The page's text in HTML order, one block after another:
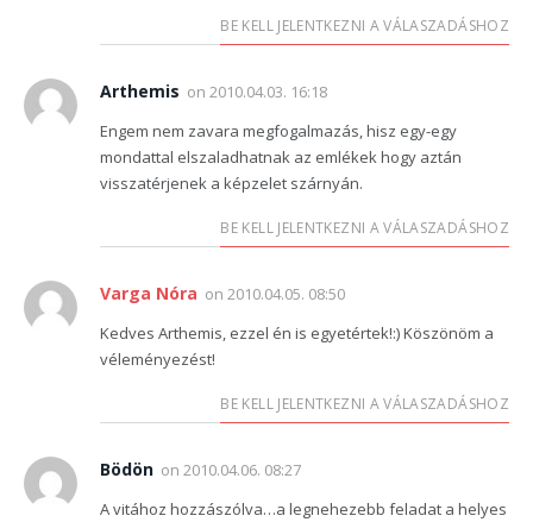
BE KELL JELENTKEZNI A VÁLASZADÁSHOZ
Arthemis on 2010.04.03. 16:18
Engem nem zavara megfogalmazás, hisz egy-egy
mondattal elszaladhatnak az emlékek hogy aztán
visszatérjenek a képzelet szárnyán.
BE KELL JELENTKEZNI A VÁLASZADÁSHOZ
Varga Nóra on 2010.04.05. 08:50
Kedves Arthemis, ezzel én is egyetértek!:) Köszönöm a
véleményezést!
BE KELL JELENTKEZNI A VÁLASZADÁSHOZ
Bödön on 2010.04.06. 08:27
A vitához hozzászólva…a legnehezebb feladat a helyes